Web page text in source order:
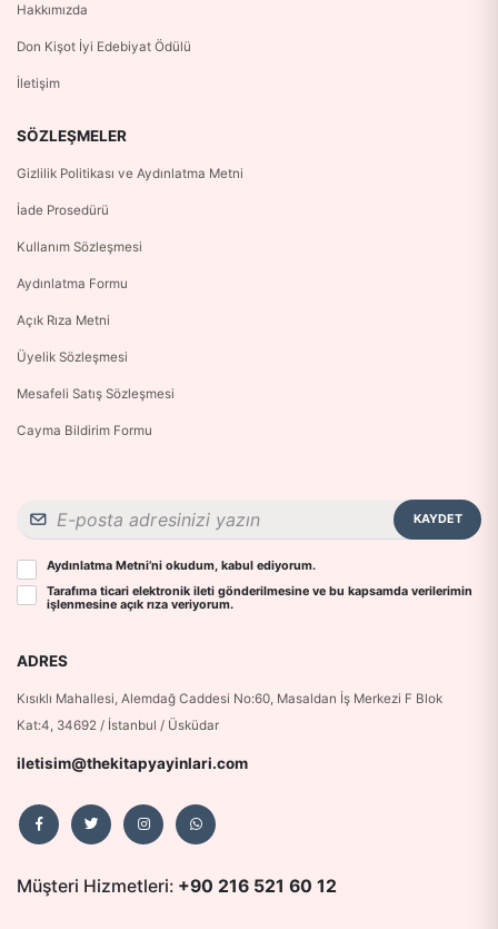
Hakkımızda
Don Kişot İyi Edebiyat Ödülü
İletişim
SÖZLEŞMELER
Gizlilik Politikası ve Aydınlatma Metni
İade Prosedürü
Kullanım Sözleşmesi
Aydınlatma Formu
Açık Rıza Metni
Üyelik Sözleşmesi
Mesafeli Satış Sözleşmesi
Cayma Bildirim Formu
KAYDET
Aydınlatma Metni’ni okudum, kabul ediyorum.
Tarafıma ticari elektronik ileti gönderilmesine ve bu kapsamda verilerimin
işlenmesine açık rıza veriyorum.
ADRES
Kısıklı Mahallesi, Alemdağ Caddesi No:60, Masaldan İş Merkezi F Blok
Kat:4, 34692 / İstanbul / Üsküdar
iletisim@thekitapyayinlari.com
Müşteri Hizmetleri: +90 216 521 60 12